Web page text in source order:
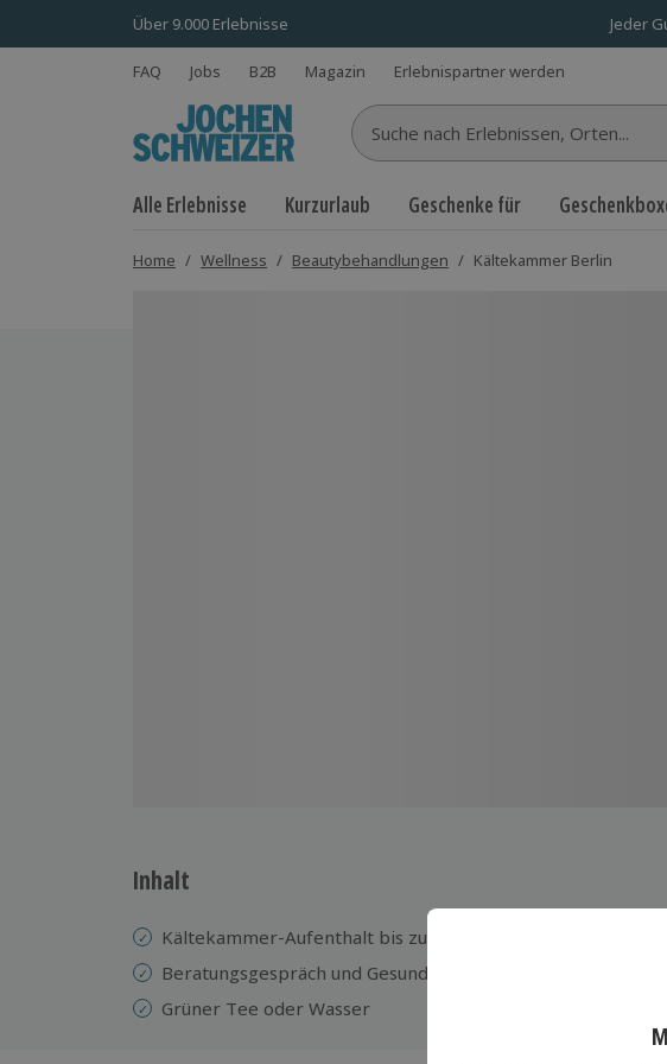
Über 9.000 Erlebnisse Jeder
FAQ Jobs B2B Magazin Erlebnispartner werden
Suche nach Erlebnissen...
Alle Erlebnisse Kurzurlaub Geschenke für
Home / Wellness / Beautybehandlungen / Kältekammer Berlin
Inhalt
Kältekammer-Aufenthalt bis zu 3 Minuten bei -150 Grad
Beratungsgespräch und Gesundheits-Fragebogen
Grüner Tee oder Wasser